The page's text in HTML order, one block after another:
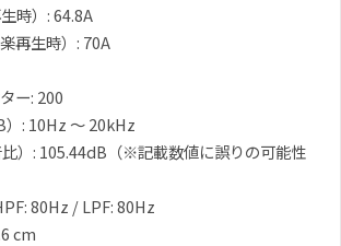
時）: 64.8A
再生時）: 70A
ー: 200
: 10Hz ～ 20kHz
）: 105.44dB（※記載数値に誤りの可能性
80Hz / LPF: 80Hz
cm